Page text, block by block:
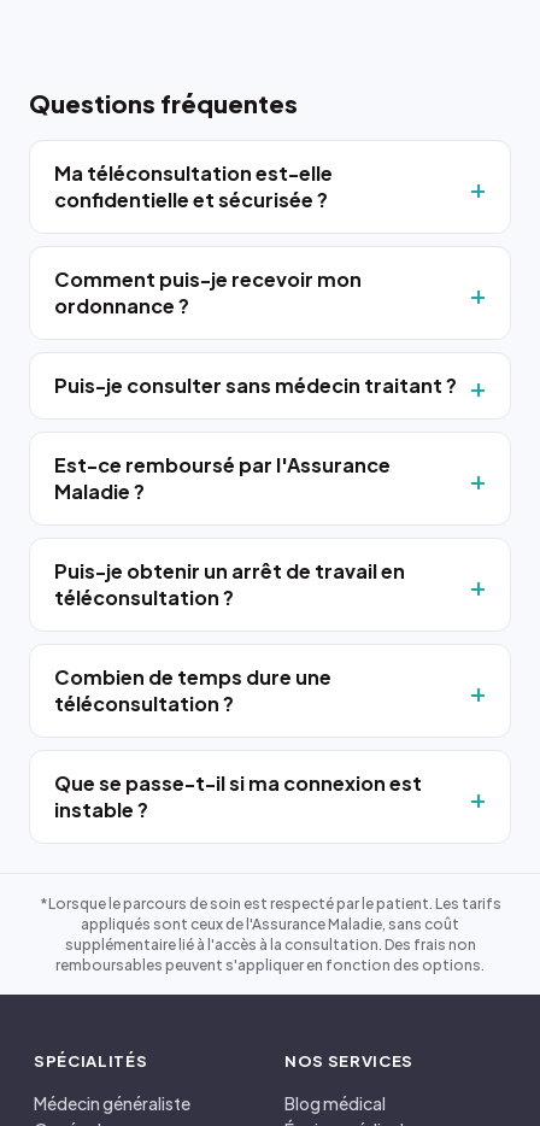
Questions fréquentes
Ma téléconsultation est-elle
confidentielle et sécurisée ?
Comment puis-je recevoir mon
ordonnance ?
Puis-je consulter sans médecin traitant ?
Est-ce remboursé par l'Assurance
Maladie ?
Puis-je obtenir un arrêt de travail en
téléconsultation ?
Combien de temps dure une
téléconsultation ?
Que se passe-t-il si ma connexion est
instable ?
*Lorsque le parcours de soin est respecté par le patient. Les tarifs
appliqués sont ceux de l'Assurance Maladie, sans coût
supplémentaire lié à l'accès à la consultation. Des frais non
remboursables peuvent s'appliquer en fonction des options.
SPÉCIALITÉS
Médecin généraliste
NOS SERVICES
Blog médical